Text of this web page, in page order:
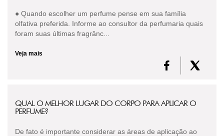
● Quando escolher um perfume pense em sua família
olfativa preferida. Informe ao consultor da perfumaria quais
foram suas últimas fragrânc...
Veja mais
QUAL O MELHOR LUGAR DO CORPO PARA APLICAR O
PERFUME?
De fato é importante considerar as áreas de aplicação ao